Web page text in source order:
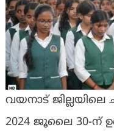
വയനാട്
2024 ജൂലൈ 30-ന്